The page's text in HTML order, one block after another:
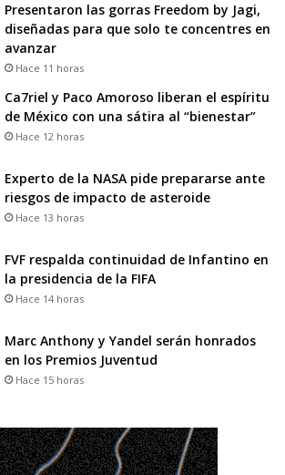
Presentaron las gorras Freedom by Jagi,
diseñadas para que solo te concentres en
avanzar
Hace 11 horas
Ca7riel y Paco Amoroso liberan el espíritu
de México con una sátira al “bienestar”
Hace 12 horas
Experto de la NASA pide prepararse ante
riesgos de impacto de asteroide
Hace 13 horas
FVF respalda continuidad de Infantino en
la presidencia de la FIFA
Hace 14 horas
Marc Anthony y Yandel serán honrados
en los Premios Juventud
Hace 15 horas